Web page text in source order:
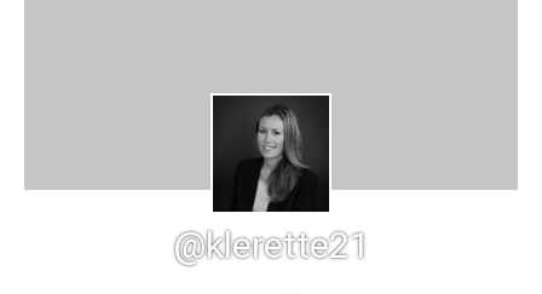
@klerette21